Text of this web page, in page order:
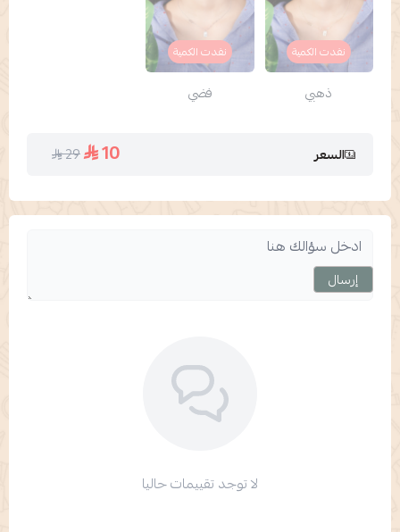
نفدت الكمية
ذهبي
نفدت الكمية
فضي
السعر 10
29
إرسال
لا توجد تقييمات حاليا